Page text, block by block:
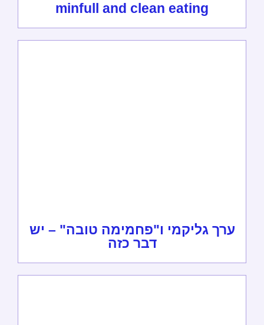
minfull and clean eating
ערך גליקמי ו"פחמימה טובה" – יש
דבר כזה